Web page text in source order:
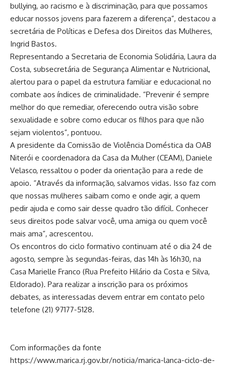
bullying, ao racismo e à discriminação, para que possamos
educar nossos jovens para fazerem a diferença”, destacou a
secretária de Políticas e Defesa dos Direitos das Mulheres,
Ingrid Bastos.
Representando a Secretaria de Economia Solidária, Laura da
Costa, subsecretária de Segurança Alimentar e Nutricional,
alertou para o papel da estrutura familiar e educacional no
combate aos índices de criminalidade. “Prevenir é sempre
melhor do que remediar, oferecendo outra visão sobre
sexualidade e sobre como educar os filhos para que não
sejam violentos”, pontuou.
A presidente da Comissão de Violência Doméstica da OAB
Niterói e coordenadora da Casa da Mulher (CEAM), Daniele
Velasco, ressaltou o poder da orientação para a rede de
apoio. “Através da informação, salvamos vidas. Isso faz com
que nossas mulheres saibam como e onde agir, a quem
pedir ajuda e como sair desse quadro tão difícil. Conhecer
seus direitos pode salvar você, uma amiga ou quem você
mais ama”, acrescentou.
Os encontros do ciclo formativo continuam até o dia 24 de
agosto, sempre às segundas-feiras, das 14h às 16h30, na
Casa Marielle Franco (Rua Prefeito Hilário da Costa e Silva,
Eldorado). Para realizar a inscrição para os próximos
debates, as interessadas devem entrar em contato pelo
telefone (21) 97177-5128.
Com informações da fonte
https://www.marica.rj.gov.br/noticia/marica-lanca-ciclo-de-